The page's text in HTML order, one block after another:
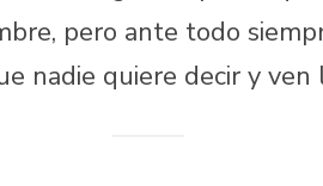
pero ante todo
nadie quiere decir y ven